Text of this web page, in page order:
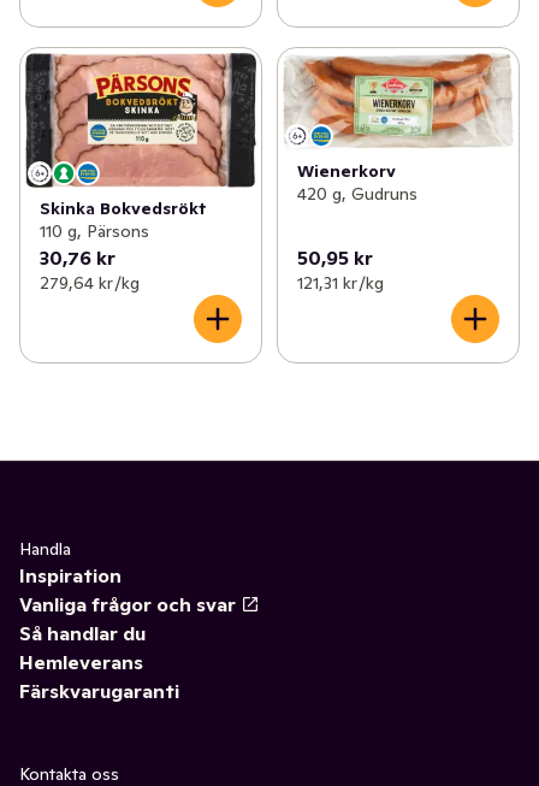
Skinka Bokvedsrökt
110 g, Pärsons
30,76 kr
279,64 kr /kg
Wienerkorv
420 g, Gudruns
50,95 kr
121,31 kr /kg
Handla
Inspiration
Vanliga frågor och svar
Så handlar du
Hemleverans
Färskvarugaranti
Kontakta oss